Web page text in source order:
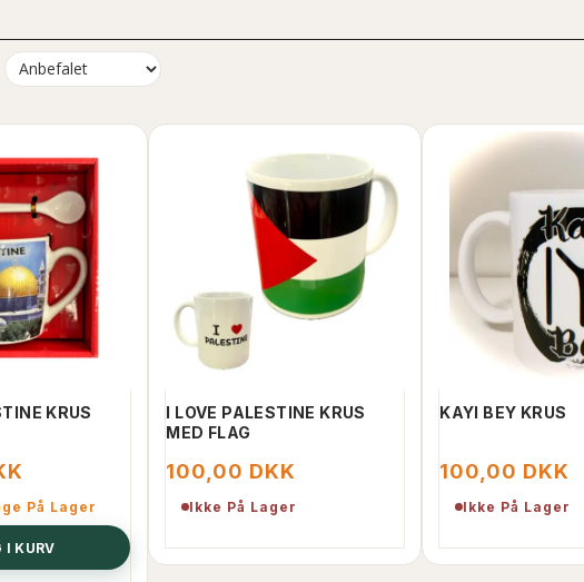
KRUS
På Lager
KURV
I LOVE PALESTINE KRUS
MED FLAG
100,00 DKK
Ikke På Lager
KAYI BEY KRUS
100,00 DKK
Ikke På Lager